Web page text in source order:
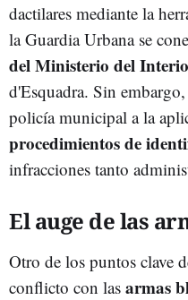
dactilares mediante la
la Guardia Urbana se
del Ministerio del
d'Esquadra. Sin
policía municipal a la
procedimientos de
infracciones tanto
El auge de las
Otro de los puntos clave
conflicto con las armas